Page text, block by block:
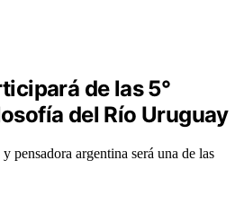
de las 5°
del Río Uruguay
pensadora argentina será una de las